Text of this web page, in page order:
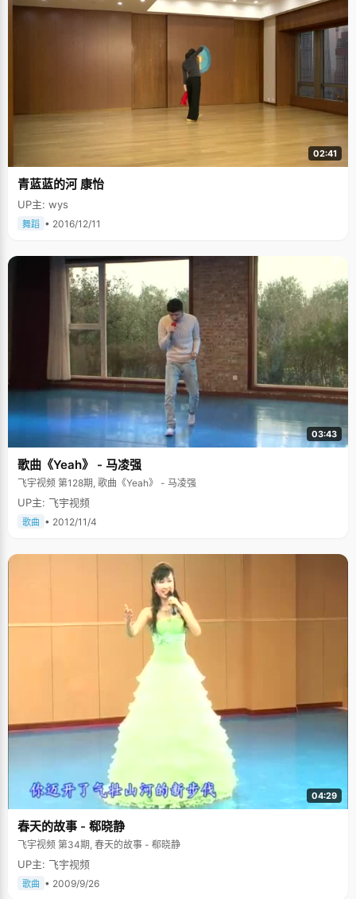
02:41
青蓝蓝的河 康怡
UP主: wys
舞蹈 • 2016/12/11
03:43
歌曲《Yeah》 - 马凌强
飞宇视频 第128期, 歌曲《Yeah》 - 马凌强
UP主: 飞宇视频
歌曲 • 2012/11/4
04:29
春天的故事 - 郗晓静
飞宇视频 第34期, 春天的故事 - 郗晓静
UP主: 飞宇视频
歌曲 • 2009/9/26